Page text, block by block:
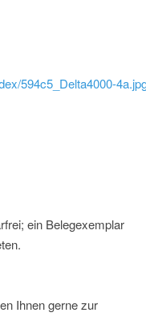
594c5_Delta4000-
ein Belegexemplar
Ihnen gerne zur